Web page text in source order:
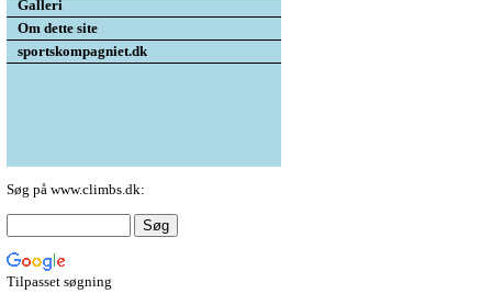
Galleri
Om dette site
sportskompagniet.dk
Søg på www.climbs.dk:
Tilpasset søgning